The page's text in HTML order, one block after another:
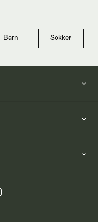
Barn Sokker